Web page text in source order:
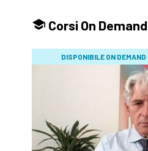
Corsi On Demand
DISPONIBILE ON DEMAND